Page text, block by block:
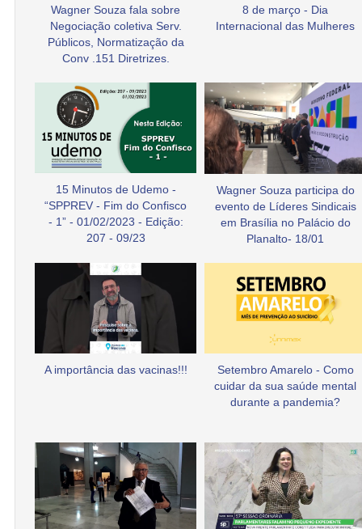
Wagner Souza fala sobre
Negociação coletiva Serv.
Públicos, Normatização da
Conv .151 Diretrizes.
8 de março - Dia
Internacional das Mulheres
15 Minutos de Udemo -
“SPPREV - Fim do Confisco
- 1” - 01/02/2023 - Edição:
207 - 09/23
Wagner Souza participa do
evento de Líderes Sindicais
em Brasília no Palácio do
Planalto- 18/01
A importância das vacinas!!!
Setembro Amarelo - Como
cuidar da sua saúde mental
durante a pandemia?